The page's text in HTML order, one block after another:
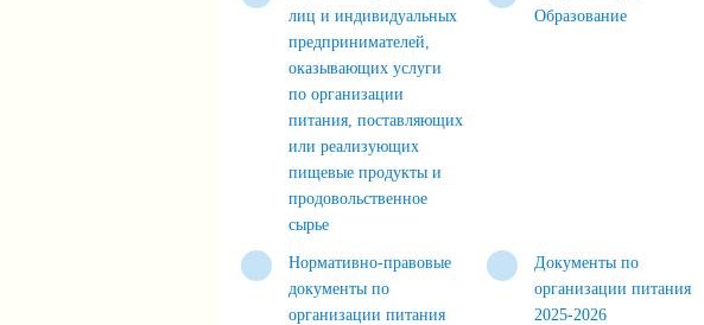
лиц и индивидуальных
предпринимателей,
оказывающих услуги
по организации
питания, поставляющих
или реализующих
пищевые продукты и
продовольственное
сырье
Образование
Нормативно-правовые
документы по
организации питания
Документы по
организации питания
2025-2026